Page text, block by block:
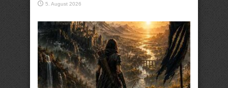
5. August 2026